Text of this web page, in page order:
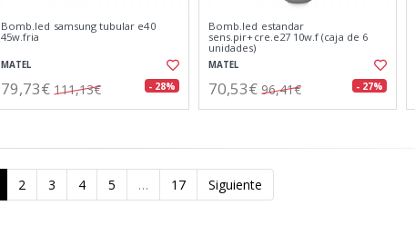
Bomb.led samsung tubular e40
45w.fria
MATEL
79,73€ 111,13€ - 28%
Bomb.led estandar
sens.pir+cre.e27 10w.f (caja de 6
unidades)
MATEL
70,53€ 96,41€ - 27%
2 3 4 5 … 17 Siguiente